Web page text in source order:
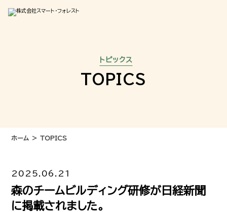
トピックス
TOPICS
ホーム TOPICS
2025.06.21
森のチームビルディング研修が日経新聞
に掲載されました。